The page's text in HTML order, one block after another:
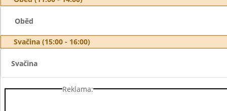
Oběd
Svačina (15:00 - 16:00)
Svačina
Reklama: